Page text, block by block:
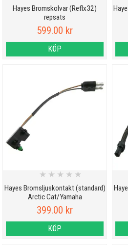
Hayes Bromskolvar (Reflx32)
repsats
599.00 kr
KÖP
Hayes Bromsljuskontakt (standard)
Arctic Cat/Yamaha
★ ★ ★ ★ ★
399.00 kr
KÖP